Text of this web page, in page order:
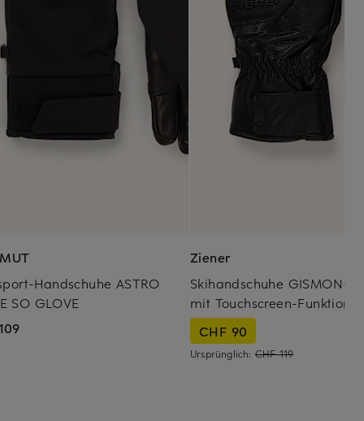
Handschuhe ASTRO
SO GLOVE
Ziener
Skihandschuhe GISMON-Z
mit Touchscreen-Funktion
CHF 90
Ursprünglich: CHF 119